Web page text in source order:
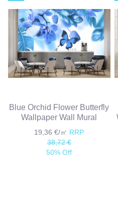
Blue Orchid Flower Butterfly
Wallpaper Wall Mural
19,36 €/㎡ RRP
38,72 €
50% Off